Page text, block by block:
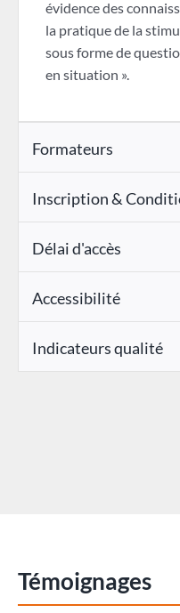
évidence des
la pratique de la
sous forme de
en situation ».
Formateurs
Inscription &
Délai d'accès
Accessibilité
Indicateurs qualité
Témoignages